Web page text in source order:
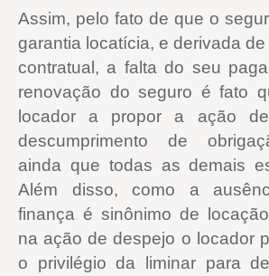
Assim, pelo fato de que o
garantia locatícia, e derivada
contratual, a falta do seu
renovação do seguro é fato
locador a propor a ação
descumprimento de
ainda que todas as demais
Além disso, como a
finança é sinônimo de
na ação de despejo o locador
o privilégio da liminar para